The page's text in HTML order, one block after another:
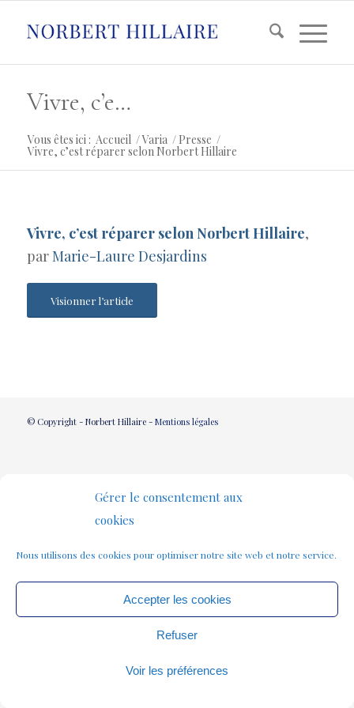
Gérer le consentement aux
cookies
Nous utilisons des cookies pour optimiser notre site web et notre service.
Accepter les cookies
Refuser
Voir les préférences
Vivre, c’est réparer selon Norbert Hillaire
Vous êtes ici : Accueil /Varia / Presse /
Vivre, c’est réparer selon Norbert Hillaire
Vivre, c’est réparer selon Norbert Hillaire,
parMarie-Laure Desjardins
Visionner l’article
© Copyright - Norbert Hillaire - Mentions légales